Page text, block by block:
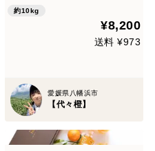
約10kg
¥8,200
送料 ¥973
愛媛県八幡浜市
【代々橙】